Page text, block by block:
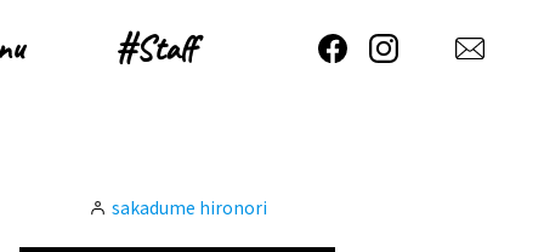
#Staff
#Staff
sakadume hironori